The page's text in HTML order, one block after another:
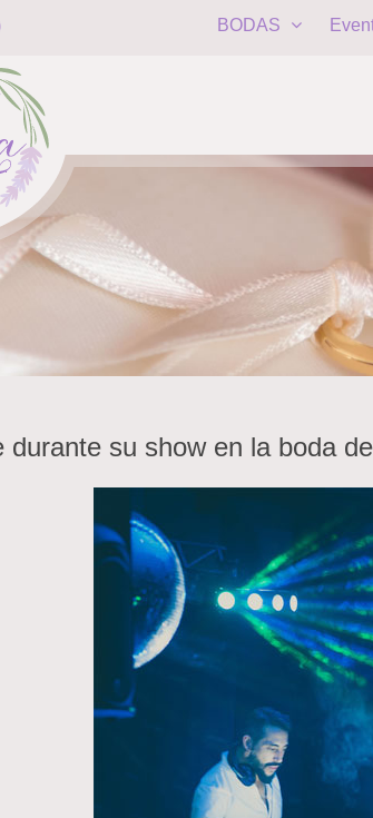
BODAS
durante su show en la boda